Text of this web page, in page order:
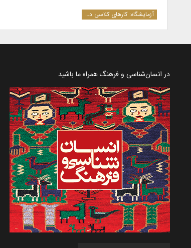
آزمایشگاه: کارهای کلاسی دانشجویان کارشناسی ارشد و دکترا
در انسان‌شناسی و فرهنگ همراه ما باشید